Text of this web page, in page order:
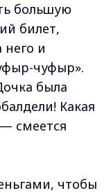
большую
билет,
него и
чуфыр».
была
Какая
смеется
чтобы